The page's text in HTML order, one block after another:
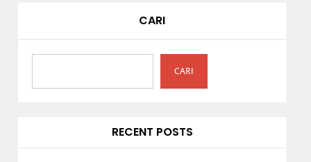
CARI
CARI
RECENT POSTS